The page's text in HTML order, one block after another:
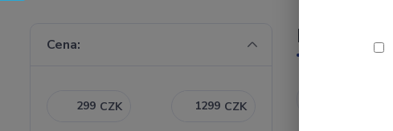
MOTOR
Cena:
CZK CZK